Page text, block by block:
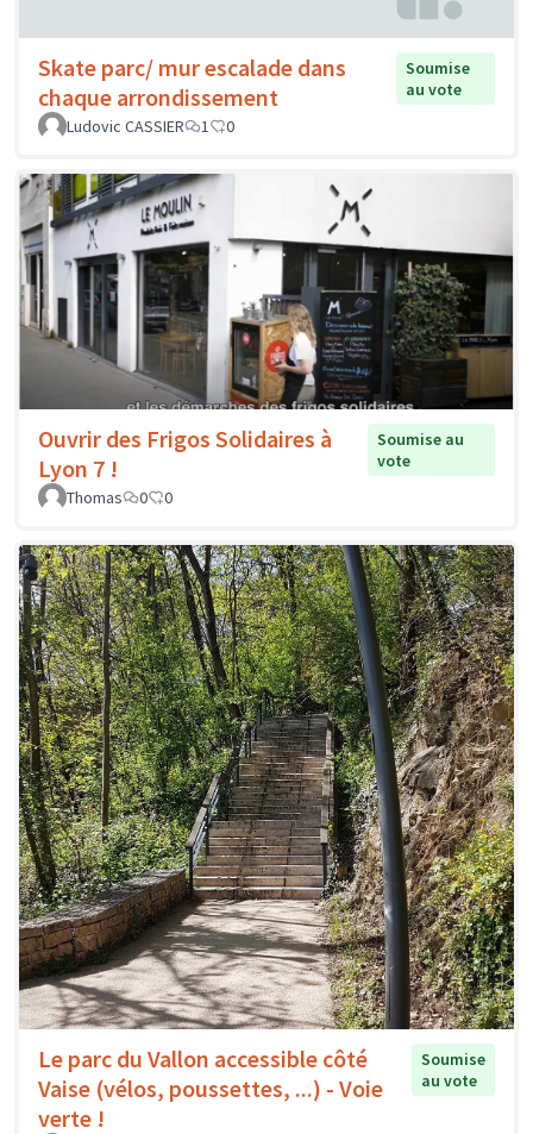
Skate parc/ mur escalade dans
chaque arrondissement
Soumise
au vote
Ludovic CASSIER
1 0
Ouvrir des Frigos Solidaires à
Lyon 7 !
Soumise au
vote
Thomas
0 0
Le parc du Vallon accessible côté
Vaise (vélos, poussettes, ...) - Voie
verte !
Soumise
au vote